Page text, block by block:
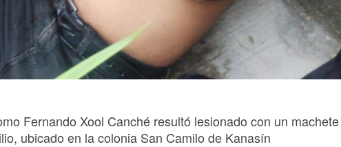
Fernando Xool Canché resultó lesionado con un
ubicado en la colonia San Camilo de Kanasín